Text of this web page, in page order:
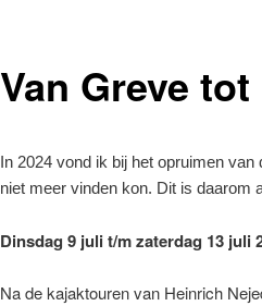
Van Greve
In 2024 vond ik bij het opruimen
niet meer vinden kon. Dit is daarom
Dinsdag 9 juli t/m zaterdag 13 juli
Na de kajaktouren van Heinrich